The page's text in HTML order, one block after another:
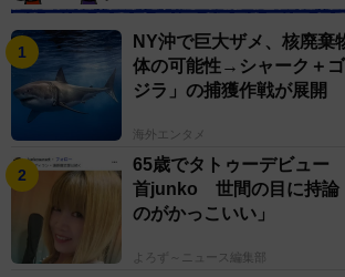
NY沖で巨大ザメ、核廃棄
体の可能性→シャーク＋
ジラ」の捕獲作戦が展開
海外エンタメ
65歳でタトゥーデビュー
首junko 世間の目に持
のがかっこいい」
よろず～ニュース編集部